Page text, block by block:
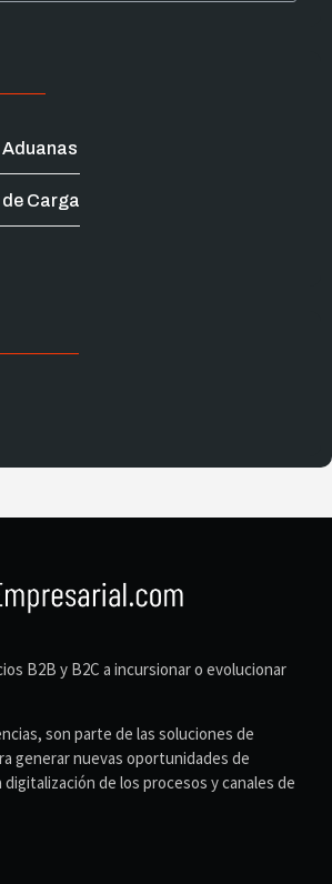
Carga
B2B y B2C a incursionar o evolucionar
son parte de las soluciones de
generar nuevas oportunidades de
de los procesos y canales de